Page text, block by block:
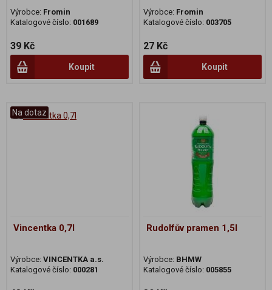
Výrobce: Fromin
Katalogové číslo: 001689
39 Kč
Koupit
Výrobce: Fromin
Katalogové číslo: 003705
27 Kč
Koupit
Na dotaz
Vincentka 0,7l
Výrobce: VINCENTKA a.s.
Katalogové číslo: 000281
Rudolfův pramen 1,5l
Výrobce: BHMW
Katalogové číslo: 005855